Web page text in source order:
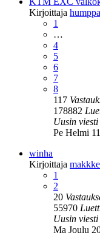
Kirjoittaja
1
…
4
5
6
7
8
117
178882
Uusin viesti
Pe Helmi
winha
Kirjoittaja makkke
1
2
20
55970
Uusin viesti
Ma Joulu